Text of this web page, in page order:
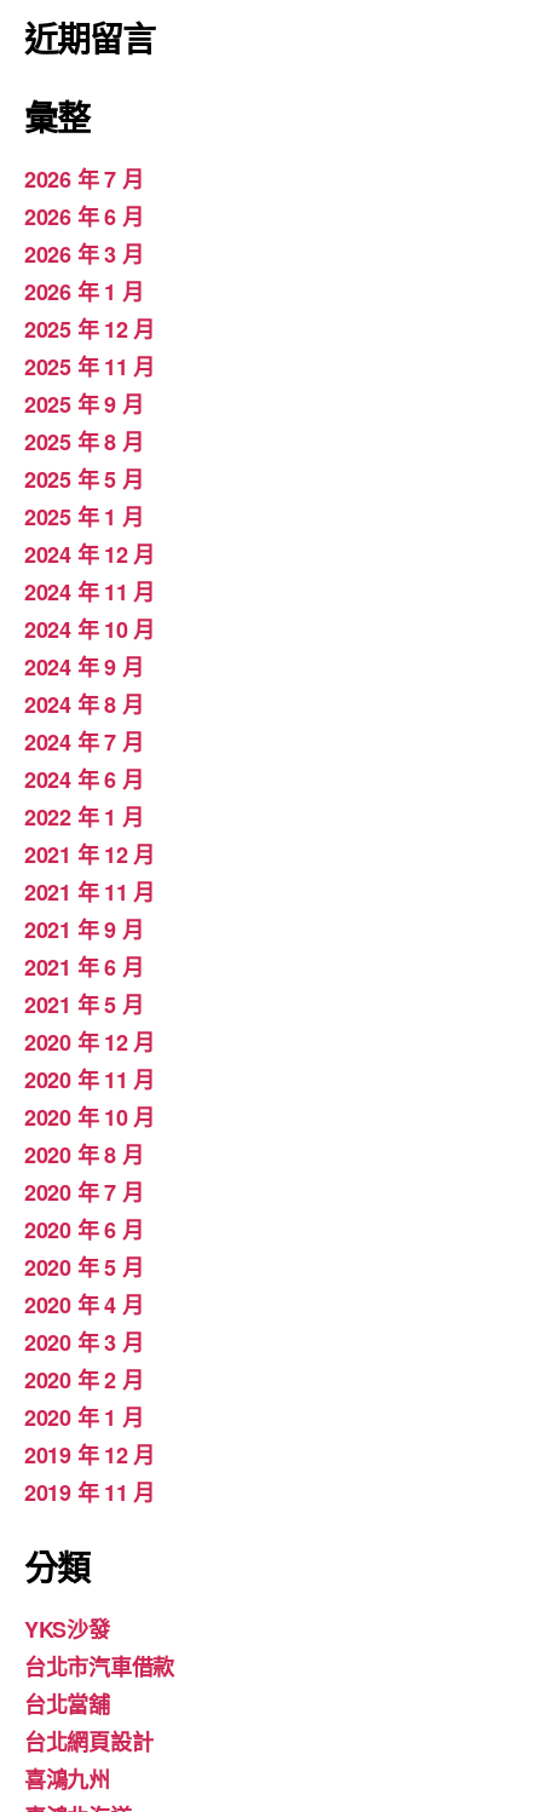
近期留言
彙整
2026 年 7 月
2026 年 6 月
2026 年 3 月
2026 年 1 月
2025 年 12 月
2025 年 11 月
2025 年 9 月
2025 年 8 月
2025 年 5 月
2025 年 1 月
2024 年 12 月
2024 年 11 月
2024 年 10 月
2024 年 9 月
2024 年 8 月
2024 年 7 月
2024 年 6 月
2022 年 1 月
2021 年 12 月
2021 年 11 月
2021 年 9 月
2021 年 6 月
2021 年 5 月
2020 年 12 月
2020 年 11 月
2020 年 10 月
2020 年 8 月
2020 年 7 月
2020 年 6 月
2020 年 5 月
2020 年 4 月
2020 年 3 月
2020 年 2 月
2020 年 1 月
2019 年 12 月
2019 年 11 月
分類
YKS沙發
台北市汽車借款
台北當舖
台北網頁設計
喜鴻九州